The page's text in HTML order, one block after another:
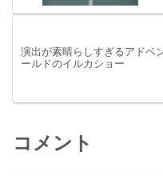
演出が素晴らしすぎるアドベ
ールドのイルカショー
コメント